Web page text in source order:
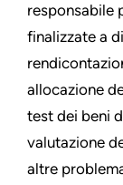
responsabile
finalizzate a
allocazione
test dei beni
valutazione
altre